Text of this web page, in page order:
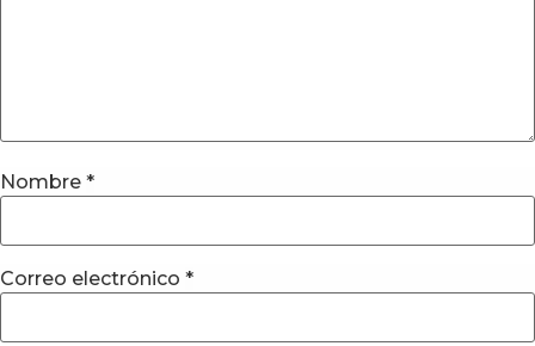
Nombre *
Correo electrónico *